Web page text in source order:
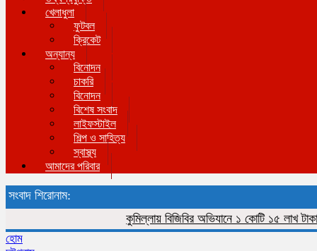
খেলাধুলা
ফুটবল
ক্রিকেট
অন্যান্য
বিনোদন
চাকরি
বিনোদন
বিশেষ সংবাদ
লাইফস্টাইল
শিল্প ও সাহিত্য
স্বাস্থ্য
আমাদের পরিবার
সংবাদ শিরোনাম:
কুমিল্লায় বিজিবির অভিযানে ১ কোটি ১৫ লাখ টাকার
হোম